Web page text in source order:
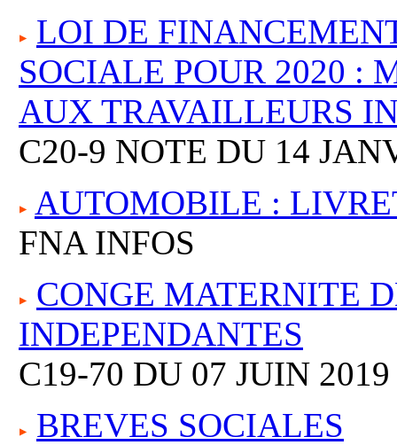
LOI DE
SOCIALE POUR 2020 :
AUX TRAVAILLEURS
C20-9 NOTE DU 14
AUTOMOBILE :
FNA INFOS
CONGE MATERNITE
INDEPENDANTES
C19-70 DU 07 JUIN 2019
BREVES SOCIALES